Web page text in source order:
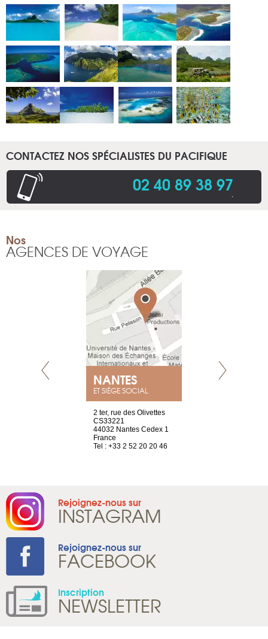
CONTACTEZ NOS SPÉCIALISTES DU PACIFIQUE
02 40 89 38 97.
Nos
AGENCES DE VOYAGE
NANTES
ET SIÈGE SOCIAL
2 ter, rue des Olivettes
CS33221
44032 Nantes Cedex 1
France
Tel : +33 2 52 20 20 46
Rejoignez-nous sur
INSTAGRAM
Rejoignez-nous sur
FACEBOOK
Inscription
NEWSLETTER